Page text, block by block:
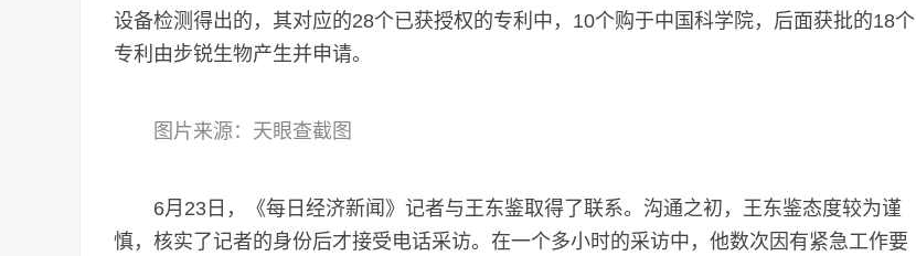
设备检测得出的，其对应的28个已获授权的专利中，10个购于中国科学院，后面获批的18个
专利由步锐生物产生并申请。
图片来源：天眼查截图
6月23日，《每日经济新闻》记者与王东鉴取得了联系。沟通之初，王东鉴态度较为谨
慎，核实了记者的身份后才接受电话采访。在一个多小时的采访中，他数次因有紧急工作要